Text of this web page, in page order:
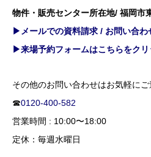
物件・販売センター所在地/ 福岡市
▶メールでの資料請求 / お問い合わ
▶来場予約フォームはこちらをクリ
その他のお問い合わせはお気軽にご
☎0120-400-582
営業時間 : 10:00〜18:00
定休：毎週水曜日